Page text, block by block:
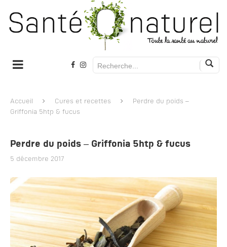
Accueil Cures et recettes
Perdre du poids –
Griffonia 5htp & fucus
Perdre du poids – Griffonia 5htp & fucus
5 décembre 2017